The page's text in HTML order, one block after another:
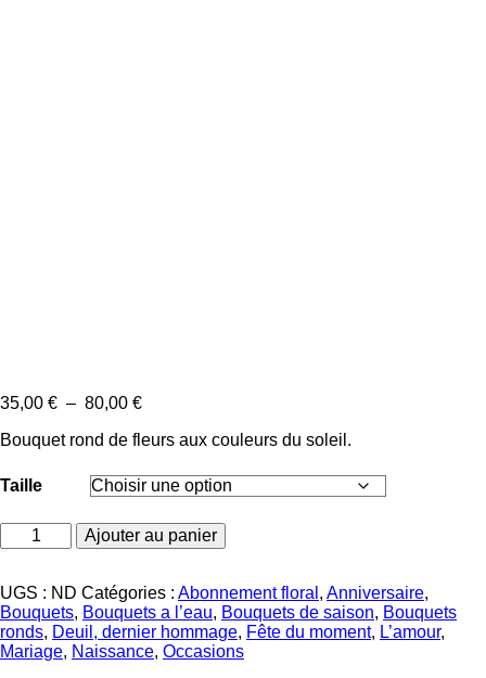
35,00 € – 80,00 €Plage
prix :
à
80,00 €
Bouquet rond de fleurs aux couleurs du soleil.
Taille
quantité
de
soleil
Ajouter au panier
UGS : ND Catégories : Abonnement floral , Anniversaire,
Bouquets, Bouquets a l’eau, Bouquets de saison, Bouquets
ronds, Deuil, dernier hommage, Fête du moment, L’amour,
Mariage, Naissance, Occasions